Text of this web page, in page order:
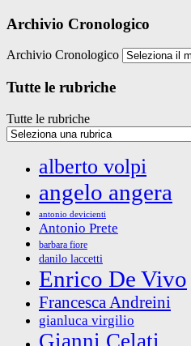
Archivio Cronologico
Archivio Cronologico
Tutte le rubriche
Tutte le rubriche
alberto volpi
angelo angera
antonio devicienti
Antonio Prete
barbara fiore
danilo laccetti
Enrico De Vivo
Francesca Andreini
gianluca virgilio
Gianni Celati